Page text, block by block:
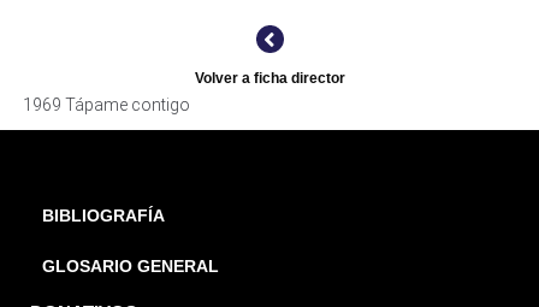
Volver a ficha director
1969 Tápame contigo
BIBLIOGRAFÍA
GLOSARIO GENERAL